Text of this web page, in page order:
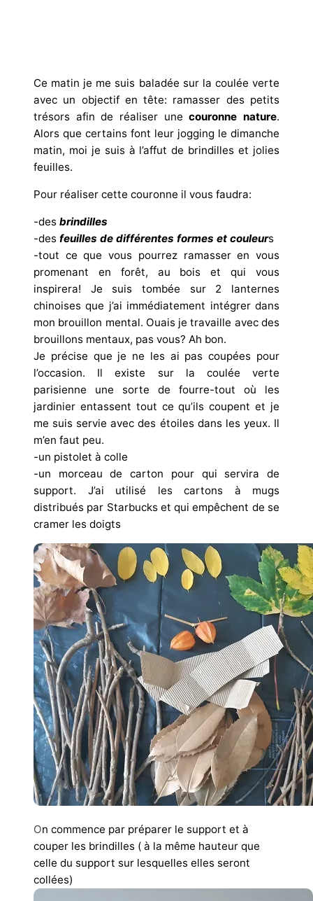
Ce matin je me suis baladée sur la coulée verte
avec un objectif en tête: ramasser des petits
trésors afin de réaliser unecouronne nature.
Alors que certains font leur jogging le dimanche
matin, moi je suis à l’affut de brindilles et jolies
feuilles.
Pour réaliser cette couronne il vous faudra:
-des brindilles
-des feuilles de différentes formes et couleurs
-tout ce que vous pourrez ramasser en vous
promenant en forêt, au bois et qui vous
inspirera! Je suis tombée sur 2 lanternes
chinoises que j’ai immédiatement intégrer dans
mon brouillon mental. Ouais je travaille avec des
brouillons mentaux, pas vous? Ah bon.
Je précise que je ne les ai pas coupées pour
l’occasion. Il existe sur la coulée verte
parisienne une sorte de fourre-tout où les
jardinier entassent tout ce qu’ils coupent et je
me suis servie avec des étoiles dans les yeux. Il
m’en faut peu.
-un pistolet à colle
-un morceau de carton pour qui servira de
support. J’ai utilisé les cartons à mugs
distribués par Starbucks et qui empêchent de se
cramer les doigts
On commence par préparer le support et à
couper les brindilles ( à la même hauteur que
celle du support sur lesquelles elles seront
collées)